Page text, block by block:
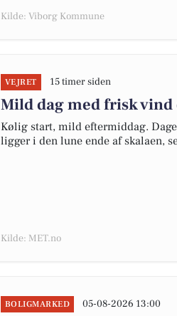
Kilde: Viborg Kommune
VEJRET 15 timer siden
Mild dag med frisk
Kølig start, mild eftermiddag.
ligger i den lune ende af skalaen,
Kilde: MET.no
BOLIGMARKED 05-08-2026 13:00